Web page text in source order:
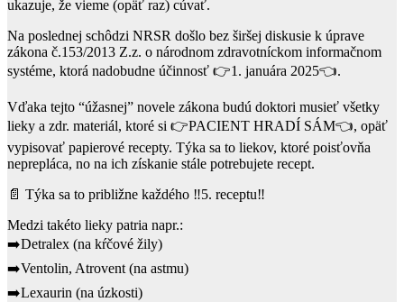
ukazuje, že vieme (opäť raz) cúvať.
Na poslednej schôdzi NRSR došlo bez širšej diskusie k úprave
zákona č.153/2013 Z.z. o národnom zdravotníckom informačnom
systéme, ktorá nadobudne účinnosť 👉1. januára 2025👈.
Vďaka tejto “úžasnej” novele zákona budú doktori musieť všetky
lieky a zdr. materiál, ktoré si 👉PACIENT HRADÍ SÁM👈, opäť
vypisovať papierové recepty. Týka sa to liekov, ktoré poisťovňa
neprepláca, no na ich získanie stále potrebujete recept.
📄 Týka sa to približne každého ‼️5. receptu‼️
Medzi takéto lieky patria napr.:
➡️Detralex (na kŕčové žily)
➡️Ventolin, Atrovent (na astmu)
➡️Lexaurin (na úzkosti)